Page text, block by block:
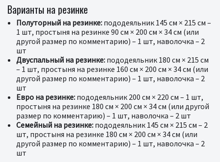
Варианты на резинке
Полуторный на резинке: пододеяльник 145 см × 215 см –
1 шт, простыня на резинке 90 см × 200 см × 34 см (или
другой размер по комментарию) – 1 шт, наволочка – 2
шт
Двуспальный на резинке: пододеяльник 180 см × 215 см
– 1 шт, простыня на резинке 160 см × 200 см × 34 см (или
другой размер по комментарию) – 1 шт, наволочка – 2
шт
Евро на резинке: пододеяльник 200 см × 220 см – 1 шт,
простыня на резинке 180 см × 200 см × 34 см (или другой
размер по комментарию) – 1 шт, наволочка – 2 шт
Семейный на резинке: пододеяльник 145 см × 215 см – 2
шт, простыня на резинке 180 см × 200 см × 34 см (или
другой размер по комментарию) – 1 шт, наволочка – 2
шт